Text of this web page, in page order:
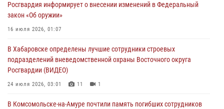
избирательного права
31 июля 2026, 03:26
женщине, потерявшей сознание во время массового мероприятия
29 июля 2026, 23:24 2
В Хабаровске продолжается акция «Каникулы с Росгвардией»
Росгвардия информирует о внесении изменений в Федеральный
закон «Об оружии»
16 июля 2026, 01:07
В Хабаровске определены лучшие сотрудники строевых
подразделений вневедомственной охраны Восточного округа
Росгвардии (ВИДЕО)
24 июля 2026, 03:01 11 1
В Комсомольске-на-Амуре почтили память погибших сотрудников